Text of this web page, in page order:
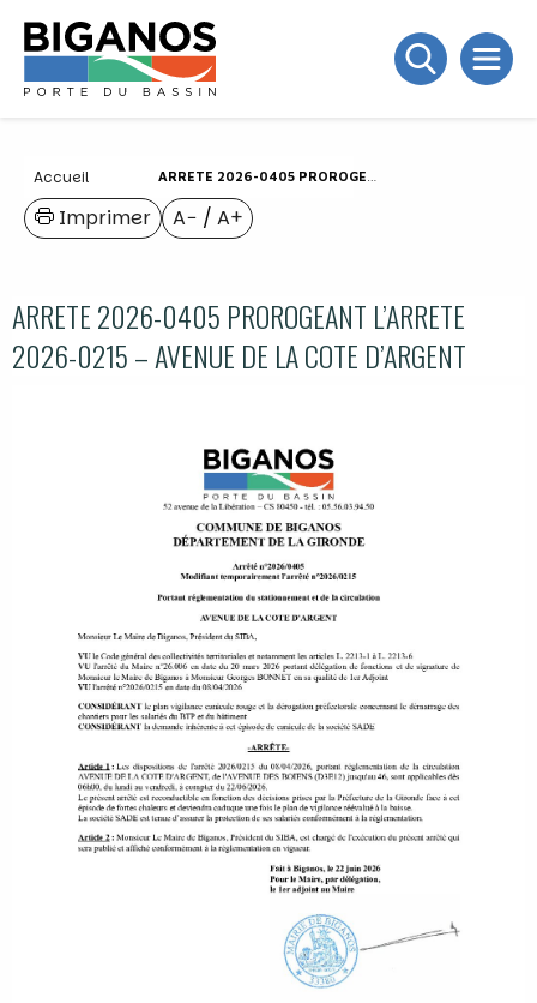
Accueil ARRETE 2026-0405 PROROGEANT L’ARRETE 2026-0215 – AVENUE DE LA COTE D’ARGENT
A− / A+
Imprimer
ARRETE 2026-0405 PROROGEANT L’ARRETE
2026-0215 – AVENUE DE LA COTE D’ARGENT